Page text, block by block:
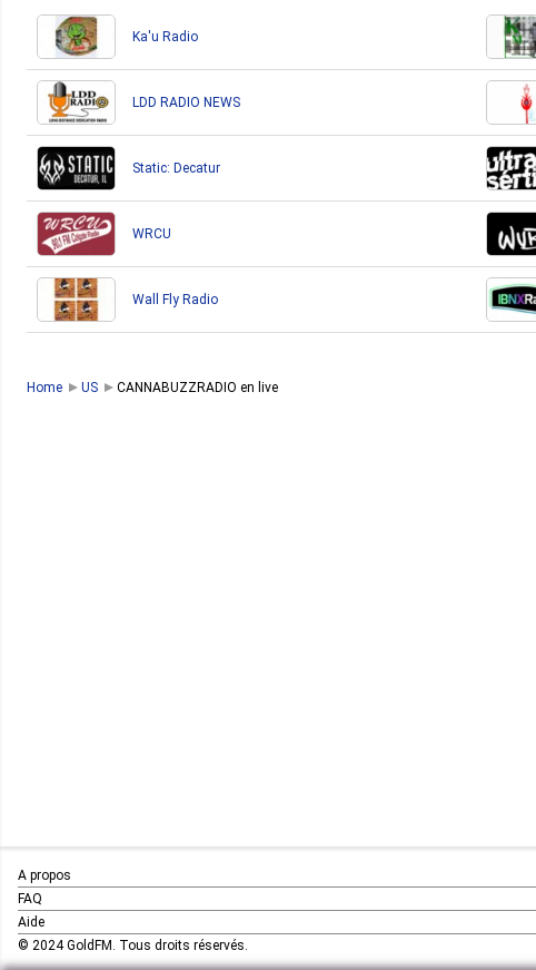
Ka'u Radio
LDD RADIO NEWS
Static: Decatur
WRCU
Wall Fly Radio
Home US CANNABUZZRADIO en live
A propos
FAQ
Aide
© 2024 GoldFM. Tous droits réservés.